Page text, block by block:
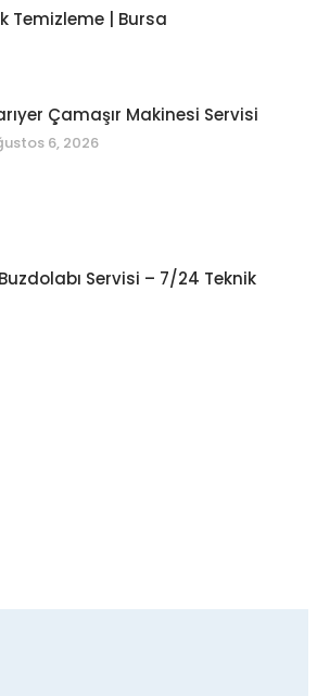
Temizleme | Bursa
Çamaşır Makinesi Servisi
6, 2026
Servisi – 7/24 Teknik